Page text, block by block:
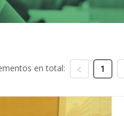
en total: 1